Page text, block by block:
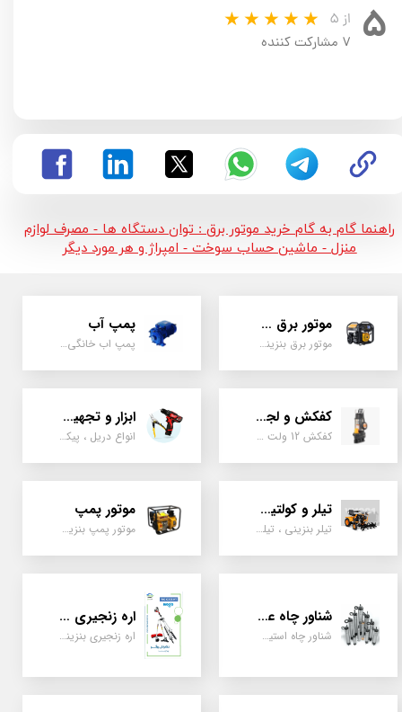
۵ از ۵
۷ مشارکت کننده
راهنما گام به گام خرید موتور برق : توان دستگاه ها - مصرف لوازم
منزل - ماشین حساب سوخت - امپراژ و هر مورد دیگر
موتور برق و ژنراتور
موتور برق بنزینی، دیزلی ، گازی ، سه گانه سوز
پمپ آب
پمپ اب خانگی، بشقابی ، جتی ، دو پروانه کشاورزی
کفکش و لجن کش
کفکش 12 ولت ، 220 ولت ، یک اینچ به بالا لجن کش کاتردار، لجن کش چدنی
ابزار و تجهیزات
انواع دریل ، پیکور، ابزارالات، سیل مکانیکی، قطعات پمپ
تیلر و کولتیواتور
تیلر بنزینی ، تیلر دیزل، تیلر چهار چرخ، تیلر مزرعه و کشاورزی
موتور پمپ
موتور پمپ بنزینی، دیزلی، نفتی ، یک اینچ به بالا
شناور چاه عمیق
شناور چاه استیل ، تک فاز و سه فاز، یک اینچ به بالا
اره زنجیری / علفتراش
اره زنجیری بنزینی ، علفتراش دو زمانه و چهار زمانه ، دوشی و پشتی